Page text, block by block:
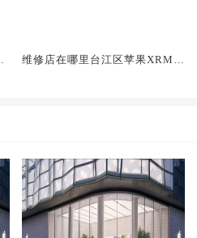
维修店在哪里台江区苹果XRMa